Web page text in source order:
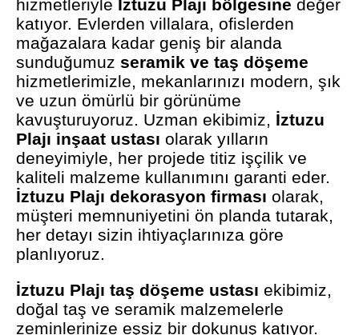
hizmetleriyle İztuzu Plajı bölgesine değer
katıyor. Evlerden villalara, ofislerden
mağazalara kadar geniş bir alanda
sunduğumuz seramik ve taş döşeme
hizmetlerimizle, mekanlarınızı modern, şık
ve uzun ömürlü bir görünüme
kavuşturuyoruz. Uzman ekibimiz, İztuzu
Plajı inşaat ustası olarak yılların
deneyimiyle, her projede titiz işçilik ve
kaliteli malzeme kullanımını garanti eder.
İztuzu Plajı dekorasyon firması olarak,
müşteri memnuniyetini ön planda tutarak,
her detayı sizin ihtiyaçlarınıza göre
planlıyoruz.
İztuzu Plajı taş döşeme ustası ekibimiz,
doğal taş ve seramik malzemelerle
zeminlerinize eşsiz bir dokunuş katıyor.